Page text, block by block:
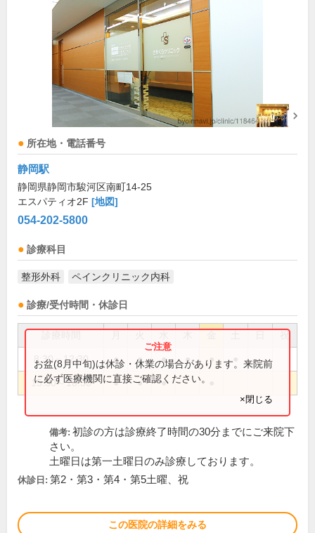
所在地・電話番号
静岡駅
静岡県静岡市駿河区南町14-25
エスパティオ2F [地図]
054-202-5800
診療科目
整形外科 ペインクリニック内科
診療/受付時間・休診日
祝
8:30～12:30 ● ● ● ● ●
15:30～18:30 ● ● ●
お盆(8月中旬)は休診・休業の場合があります。来院前
に必ず医療機関に直接ご確認ください。
×閉じる
備考: 初診の方は診療終了時間の30分までにご来院下
さい。
土曜日は第一土曜日のみ診療しております。
休診日: 第2・第3・第4・第5土曜、祝
この医院の詳細をみる